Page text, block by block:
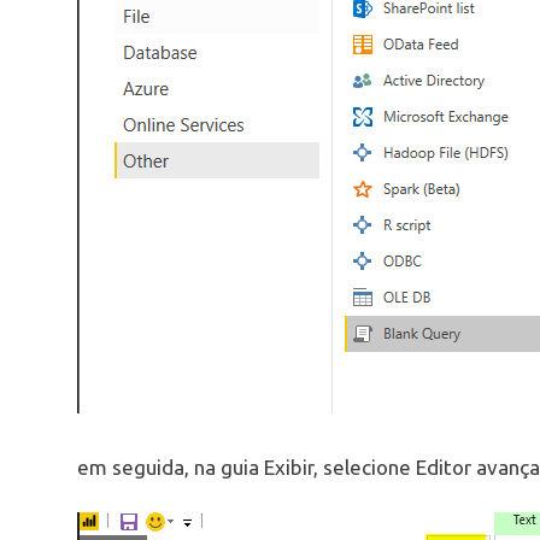
em seguida, na guia Exibir, selecione Editor